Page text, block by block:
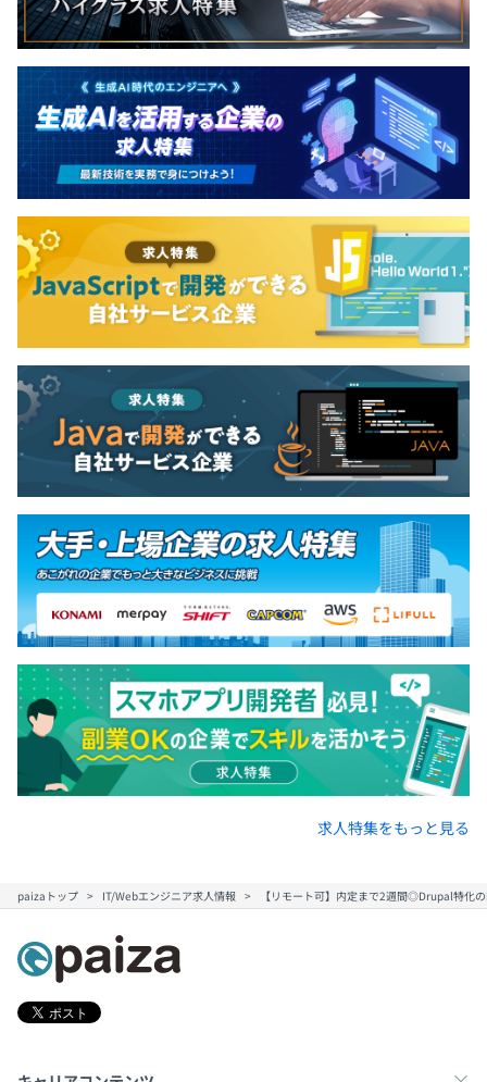
求人特集をもっと見る
paizaトップ IT/Webエンジニア求人情報 【リモート可】内定まで2週間◎Drupal特化